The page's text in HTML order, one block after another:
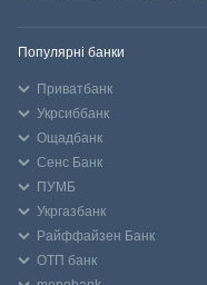
Популярні банки
Приватбанк
Укрсиббанк
Ощадбанк
Сенс Банк
ПУМБ
Укргазбанк
Райффайзен Банк
ОТП банк